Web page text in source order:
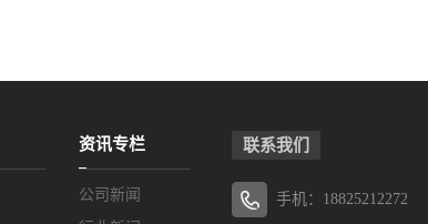
资讯专栏
公司新闻
联系我们
手机：18825212272